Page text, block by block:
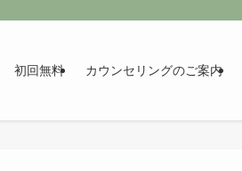
初回無料 カウンセリングのご案内